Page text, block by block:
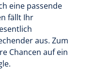
eine passende
fällt Ihr
aus. Zum
Chancen auf ein